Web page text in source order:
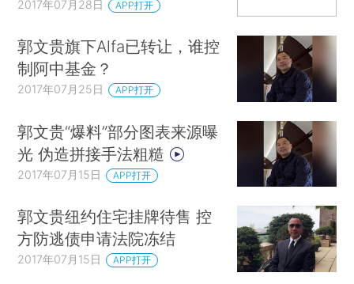
2017年07月28日 APP打开
郭文贵旗下Alfa已转让，谁控
制阿中基金？
2017年07月25日 APP打开
郭文贵“爆料”部分图表来源曝
光 伪造拼接手法粗糙
2017年07月15日 APP打开
郭文贵纽约住宅挂牌待售 控
方防逃债申请法院冻结
2017年07月15日 APP打开